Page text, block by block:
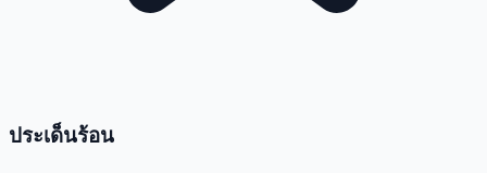
ประเด็นร้อน